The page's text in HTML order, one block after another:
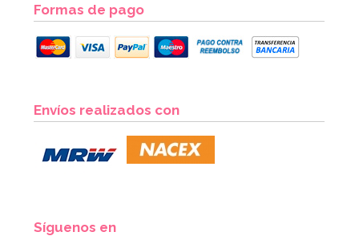
2,75€
Formas de pago
Envíos realizados con
Síguenos en